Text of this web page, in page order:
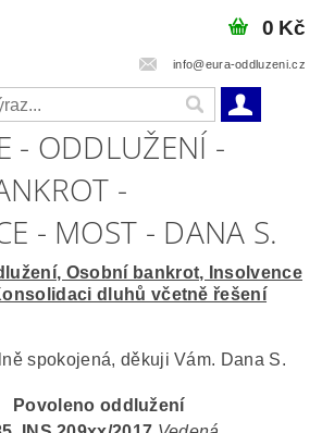
info@eura-oddluzeni.cz
0 Kč
- ODDLUŽENÍ -
-
- MOST - DANA S.
Osobní bankrot, Insolvence
dluhů včetně řešení
spokojená, děkuji Vám. Dana S.
Povoleno oddlužení